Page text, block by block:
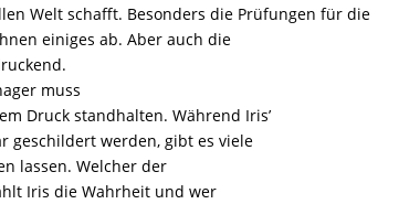
Welt schafft. Besonders die Prüfungen für die
einiges ab. Aber auch die
muss
Druck standhalten. Während Iris’
geschildert werden, gibt es viele
lassen. Welcher der
Iris die Wahrheit und wer